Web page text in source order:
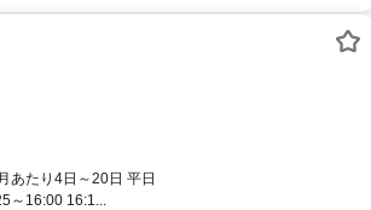
あたり4日～20日 平日
～16:00 16:1...